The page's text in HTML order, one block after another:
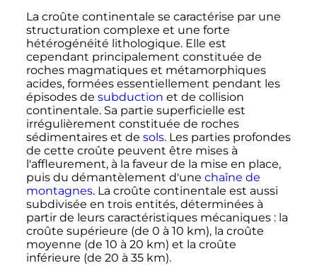
La croûte continentale se caractérise par une
structuration complexe et une forte
hétérogénéité lithologique. Elle est
cependant principalement constituée de
roches magmatiques et métamorphiques
acides, formées essentiellement pendant les
épisodes de subduction et de collision
continentale. Sa partie superficielle est
irrégulièrement constituée de roches
sédimentaires et de sols. Les parties profondes
de cette croûte peuvent être mises à
l'affleurement, à la faveur de la mise en place,
puis du démantèlement d'une chaîne de
montagnes. La croûte continentale est aussi
subdivisée en trois entités, déterminées à
partir de leurs caractéristiques mécaniques : la
croûte supérieure (de 0 à 10 km), la croûte
moyenne (de 10 à 20 km) et la croûte
inférieure (de 20 à 35 km).